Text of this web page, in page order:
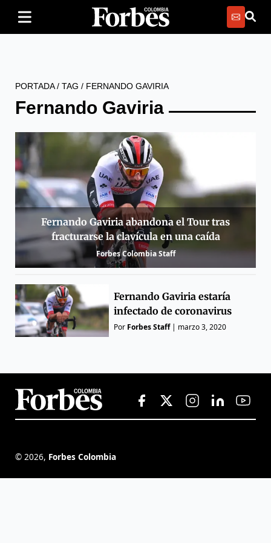
PORTADA/ TAG / FERNANDO GAVIRIA
Fernando Gaviria
Fernando Gaviria abandona el Tour tras
fracturarse la clavícula en una caída
Forbes Colombia Staff
Fernando Gaviria estaría
infectado de coronavirus
Por Forbes Staff| marzo 3, 2020
© 2026, Forbes Colombia